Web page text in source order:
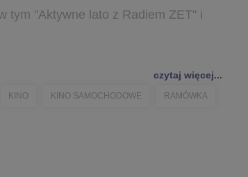
tym "Aktywne lato z Radiem ZET" i
czytaj więcej...
KINO KINO SAMOCHODOWE RAMÓWKA